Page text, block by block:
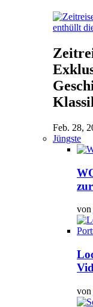
Feb. 28,
Jüngste
von
von